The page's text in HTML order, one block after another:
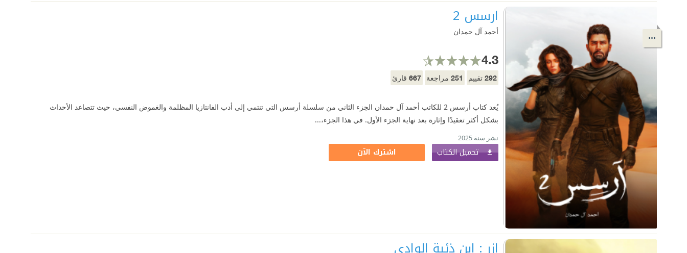
ارسس 2
أحمد آل حمدان
4.3
292 تقييم 251 مراجعة 667 قارئ
يُعد كتاب أرسس 2 للكاتب أحمد آل حمدان الجزء الثاني من سلسلة أرسس التي تنتمي إلى أدب الفانتازيا المظلمة والغموض النفسي، حيث تتصاعد الأحداث
بشكل أكثر تعقيدًا وإثارة بعد نهاية الجزء الأول. في هذا الجزء،...
نشر سنة 2025
تحميل الكتاب اشترك الآن